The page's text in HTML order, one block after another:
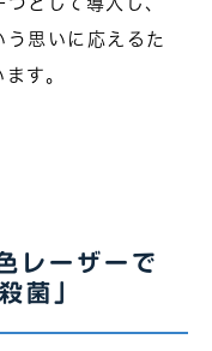
う思いに応えるた
す。
レーザーで
菌」